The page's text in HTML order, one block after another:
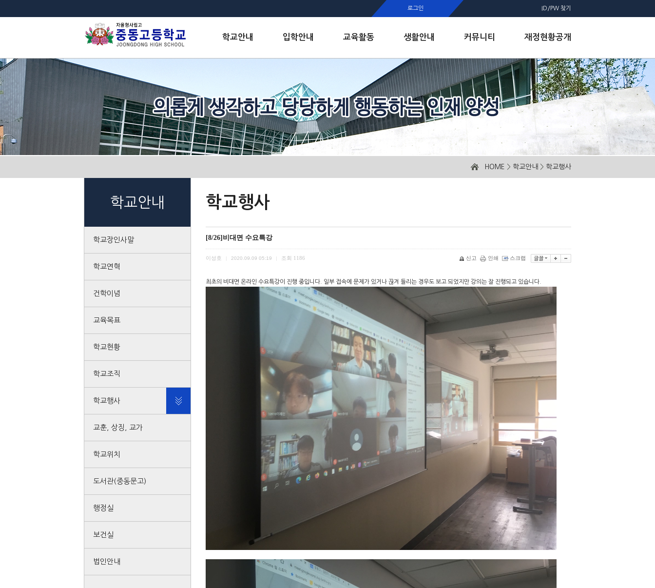
로그인 ID/PW 찾기
학교안내 입학안내 교육활동 생활안내 커뮤니티 재정현황공개
HOME > 학교안내 > 학교행사
학교안내
학교장인사말
학교연혁
건학이념
교육목표
학교현황
학교조직
학교행사
교훈, 상징, 교가
학교위치
도서관(중동문고)
행정실
보건실
법인안내
학교행사
[8/26]비대면 수요특강
이성호 2020.09.09 05:19 조회 1186 신고 인쇄 스크랩
최초의 비대면 온라인 수요특강이 진행 중입니다. 일부 접속에 문제가 있거나 끊겨 들리는 경우도 보고 되었지만 강의는 잘 진행되고 있습니다.